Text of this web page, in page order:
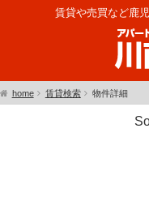
賃貸や売買など鹿
home 賃貸検索 物件詳細